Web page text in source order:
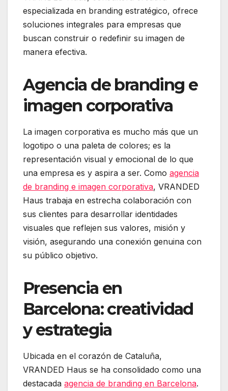
especializada en branding estratégico, ofrece
soluciones integrales para empresas que
buscan construir o redefinir su imagen de
manera efectiva.
Agencia de branding e
imagen corporativa
La imagen corporativa es mucho más que un
logotipo o una paleta de colores; es la
representación visual y emocional de lo que
una empresa es y aspira a ser. Como agencia
de branding e imagen corporativa, VRANDED
Haus trabaja en estrecha colaboración con
sus clientes para desarrollar identidades
visuales que reflejen sus valores, misión y
visión, asegurando una conexión genuina con
su público objetivo.
Presencia en
Barcelona: creatividad
y estrategia
Ubicada en el corazón de Cataluña,
VRANDED Haus se ha consolidado como una
destacada agencia de branding en Barcelona.